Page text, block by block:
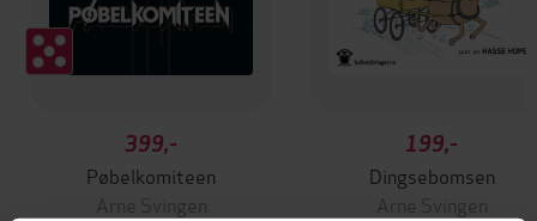
399,-
Pøbelkomiteen
Arne Svingen
199,-
Dingsebomsen
Arne Svingen